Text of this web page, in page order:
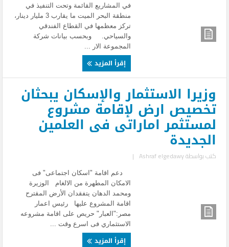
في المشاريع القائمة وتحت التنفيذ في
منطقة البحر الميت ما يقارب 3 مليار دينار،
تركز معظمها في القطاع الفندقي
والسياحي. وبحسب بيانات شركة
المجموعة الار ...
إقرأ المزيد
وزيرا الاستثمار والإسكان يبحثان
تخصيص ارض لإقامة مشروع
لمستثمر اماراتى فى العلمين
الجديدة
كتب بواسطةAshraf elgedawy
|
دعم اقامة "اسكان اجتماعى" فى
الامكان المطهرة من الالغام الوزيرة
ومحمد الدهان يتفقدان الأرض المقترح
اقامة المشروع عليها رئيس اعمار
مصر:"العبار" حريص على اقامة مشروعه
الاستثماري فى اسرع وقت ...
إقرأ المزيد